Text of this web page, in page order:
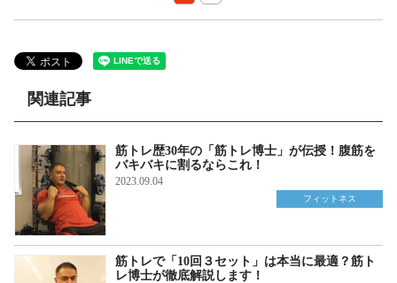
関連記事
筋トレ歴30年の「筋トレ博士」が伝授！腹筋を
バキバキに割るならこれ！
2023.09.04
フィットネス
筋トレで「10回３セット」は本当に最適？筋ト
レ博士が徹底解説します！